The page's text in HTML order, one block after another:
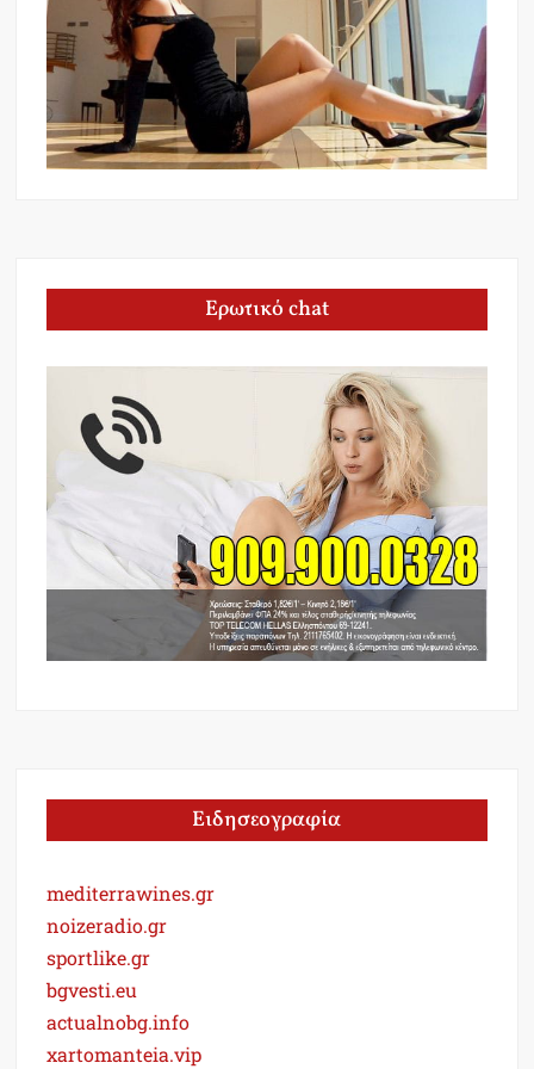
Ερωτικό chat
Ειδησεογραφία
mediterrawines.gr
noizeradio.gr
sportlike.gr
bgvesti.eu
actualnobg.info
xartomanteia.vip